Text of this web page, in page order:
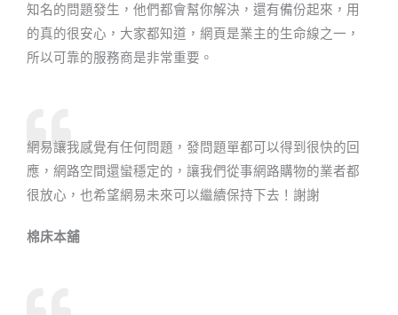
知名的問題發生，他們都會幫你解決，還有備份起來，用
的真的很安心，大家都知道，網頁是業主的生命線之一，
所以可靠的服務商是非常重要。
網易讓我感覺有任何問題，發問題單都可以得到很快的回
應，網路空間還蠻穩定的，讓我們從事網路購物的業者都
很放心，也希望網易未來可以繼續保持下去！謝謝
棉床本舖